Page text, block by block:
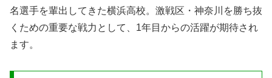
名選手を輩出してきた横浜高校。激戦区・神奈川を勝ち抜
くための重要な戦力として、1年目からの活躍が期待され
ます。